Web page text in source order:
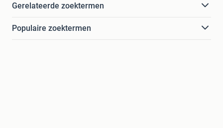
Gerelateerde zoektermen
Populaire zoektermen